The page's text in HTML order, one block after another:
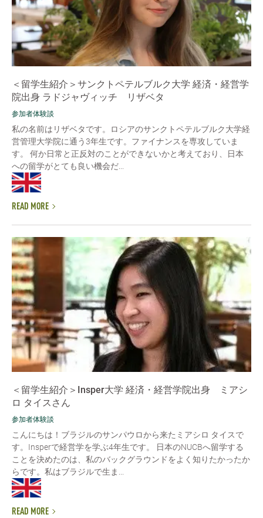
＜留学生紹介＞サンクトペテルブルク大学 経済・経営学
院出身 ラドジャヴィッチ リザベタ
参加者体験談
私の名前はリザベタです。ロシアのサンクトペテルブルク大学経
営管理大学院に通う3年生です。ファイナンスを専攻していま
す。 何か日常と正反対のことができないかと考えており、日本
への留学がとても良い機会だ...
READ MORE
＜留学生紹介＞Insper大学 経済・経営学院出身 ミアシ
ロ タイスさん
参加者体験談
こんにちは！ブラジルのサンパウロから来たミアシロ タイスで
す。Insperで経営学を学ぶ4年生です。 日本のNUCBへ留学する
ことを決めたのは、私のバックグラウンドをよく知りたかったか
らです。私はブラジルで生ま...
READ MORE